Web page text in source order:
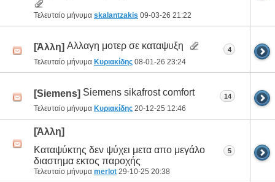
Τελευταίο μήνυμα skalantzakis 09-03-26 21:22
[Άλλη] Αλλαγη μοτερ σε καταψυξη
Τελευταίο μήνυμα Κυριακίδης 08-01-26 23:24
4
[Siemens] Siemens sikafrost comfort
Τελευταίο μήνυμα Κυριακίδης 20-12-25 12:46
14
[Άλλη]
Καταψύκτης δεν ψύχει μετα απο μεγάλο
διαστημα εκτος παροχής
Τελευταίο μήνυμα merlot 29-10-25 20:38
5